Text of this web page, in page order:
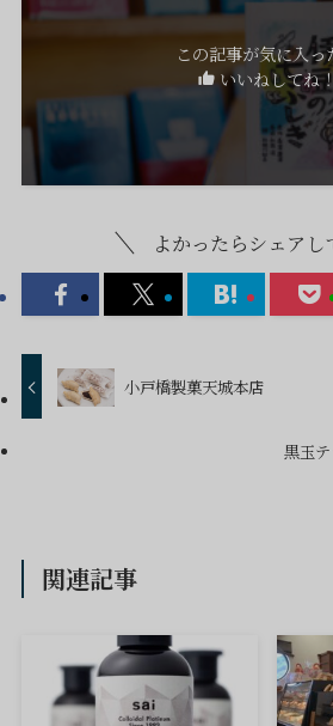
この記事が気に入っ
いいねしてね！
よかったらシェアし
小戸橋製菓天城本店
黒玉
関連記事